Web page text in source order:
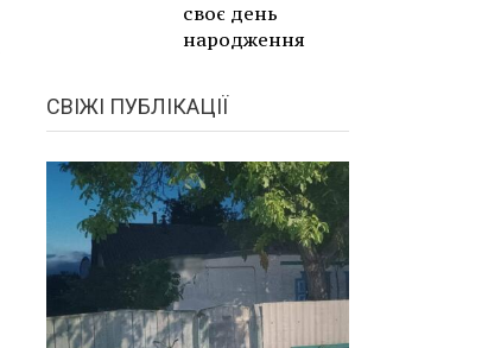
своє день
народження
СВІЖІ ПУБЛІКАЦІЇ